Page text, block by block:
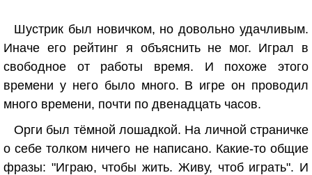
Шустрик был новичком, но довольно удачливым.
Иначе его рейтинг я объяснить не мог. Играл в
свободное от работы время. И похоже этого
времени у него было много. В игре он проводил
много времени, почти по двенадцать часов.
Орги был тёмной лошадкой. На личной страничке
о себе толком ничего не написано. Какие-то общие
фразы: "Играю, чтобы жить. Живу, чтоб играть". И